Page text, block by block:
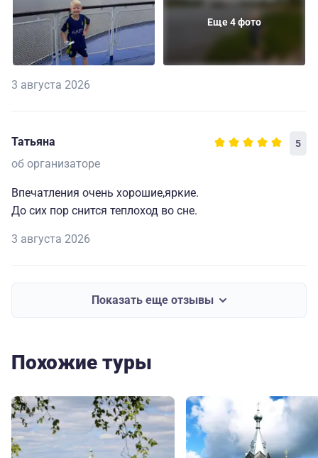
Еще 4 фото
3 августа 2026
Татьяна 5
об организаторе
Впечатления очень хорошие,яркие.
До сих пор снится теплоход во сне.
3 августа 2026
Показать еще отзывы
Похожие туры